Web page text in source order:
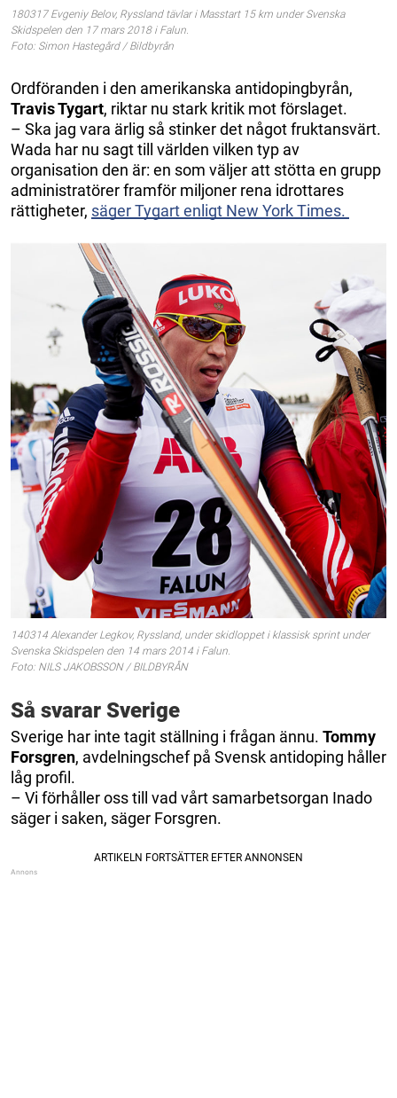
180317 Evgeniy Belov, Ryssland tävlar i Masstart 15 km under Svenska
Skidspelen den 17 mars 2018 i Falun.
Foto: Simon Hastegård / Bildbyrån
Ordföranden i den amerikanska antidopingbyrån,
Travis Tygart, riktar nu stark kritik mot förslaget.
– Ska jag vara ärlig så stinker det något fruktansvärt.
Wada har nu sagt till världen vilken typ av
organisation den är: en som väljer att stötta en grupp
administratörer framför miljoner rena idrottares
rättigheter, säger Tygart enligt New York Times.
140314 Alexander Legkov, Ryssland, under skidloppet i klassisk sprint under
Svenska Skidspelen den 14 mars 2014 i Falun.
Foto: NILS JAKOBSSON / BILDBYRÅN
Så svarar Sverige
Sverige har inte tagit ställning i frågan ännu. Tommy
Forsgren, avdelningschef på Svensk antidoping håller
låg profil.
– Vi förhåller oss till vad vårt samarbetsorgan Inado
säger i saken, säger Forsgren.